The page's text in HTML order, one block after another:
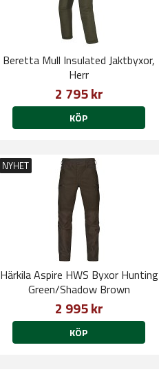
Beretta Mull Insulated Jaktbyxor,
Herr
2 795 kr
KÖP
NYHET
Härkila Aspire HWS Byxor Hunting
Green/Shadow Brown
2 995 kr
KÖP